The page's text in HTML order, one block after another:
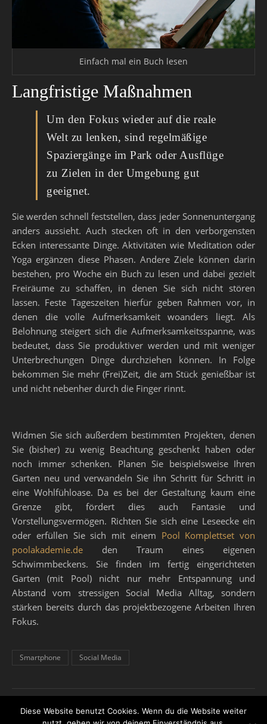
Einfach mal ein Buch lesen
Langfristige Maßnahmen
Um den Fokus wieder auf die reale
Welt zu lenken, sind regelmäßige
Spaziergänge im Park oder Ausflüge
zu Zielen in der Umgebung gut
geeignet.
Sie werden schnell feststellen, dass jeder Sonnenuntergang
anders aussieht. Auch stecken oft in den verborgensten
Ecken interessante Dinge. Aktivitäten wie Meditation oder
Yoga ergänzen diese Phasen. Andere Ziele können darin
bestehen, pro Woche ein Buch zu lesen und dabei gezielt
Freiräume zu schaffen, in denen Sie sich nicht stören
lassen. Feste Tageszeiten hierfür geben Rahmen vor, in
denen die volle Aufmerksamkeit woanders liegt. Als
Belohnung steigert sich die Aufmerksamkeitsspanne, was
bedeutet, dass Sie produktiver werden und mit weniger
Unterbrechungen Dinge durchziehen können. In Folge
bekommen Sie mehr (Frei)Zeit, die am Stück genießbar ist
und nicht nebenher durch die Finger rinnt.
Widmen Sie sich außerdem bestimmten Projekten, denen
Sie (bisher) zu wenig Beachtung geschenkt haben oder
noch immer schenken. Planen Sie beispielsweise Ihren
Garten neu und verwandeln Sie ihn Schritt für Schritt in
eine Wohlfühloase. Da es bei der Gestaltung kaum eine
Grenze gibt, fördert dies auch Fantasie und
Vorstellungsvermögen. Richten Sie sich eine Leseecke ein
oder erfüllen Sie sich mit einem Pool Komplettset von
poolakademie.de den Traum eines eigenen
Schwimmbeckens. Sie finden im fertig eingerichteten
Garten (mit Pool) nicht nur mehr Entspannung und
Abstand vom stressigen Social Media Alltag, sondern
stärken bereits durch das projektbezogene Arbeiten Ihren
Fokus.
Smartphone Social Media
Diese Website benutzt Cookies. Wenn du die Website weiter